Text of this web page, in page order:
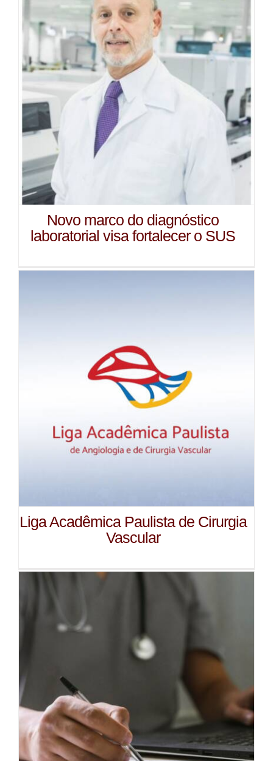
Novo marco do diagnóstico
laboratorial visa fortalecer o SUS
Liga Acadêmica Paulista de Cirurgia
Vascular